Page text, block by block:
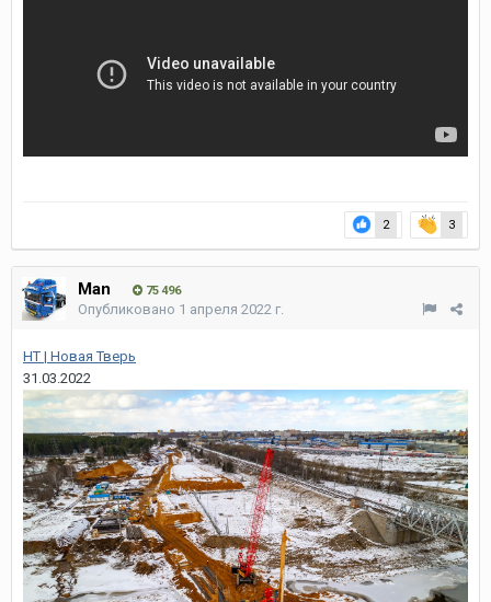
2 3
Man 75 496
Опубликовано 1 апреля 2022 г.
НТ | Новая Тверь
31.03.2022